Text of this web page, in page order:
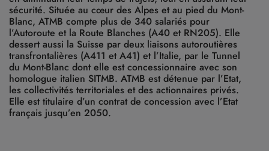
sécurité. Située au cœur des Alpes et au pied du Mont-
Blanc, ATMB compte plus de 340 salariés pour
l’Autoroute et la Route Blanches (A40 et RN205). Elle
dessert aussi la Suisse par deux liaisons autoroutières
transfrontalières (A411 et A41) et l’Italie, par le Tunnel
du Mont-Blanc dont elle est concessionnaire avec son
homologue italien SITMB. ATMB est détenue par l’Etat,
les collectivités territoriales et des actionnaires privés.
Elle est titulaire d’un contrat de concession avec l’Etat
français jusqu’en 2050.